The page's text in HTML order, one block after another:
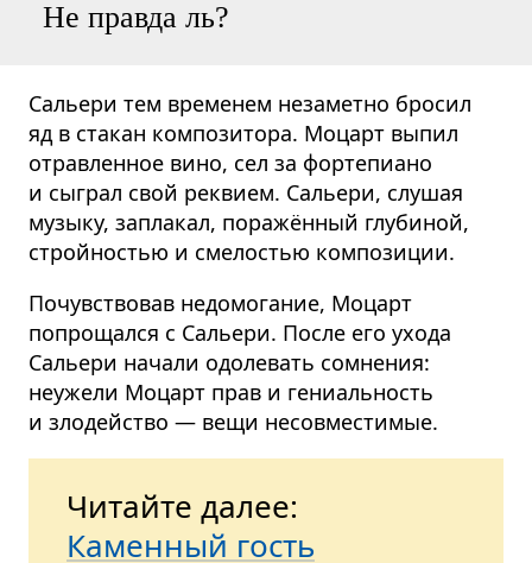
Не правда ль?
Сальери тем временем незаметно бросил
яд в стакан композитора. Моцарт выпил
отравленное вино, сел за фортепиано
и сыграл свой реквием. Сальери, слушая
музыку, заплакал, поражённый глубиной,
стройностью и смелостью композиции.
Почувствовав недомогание, Моцарт
попрощался с Сальери. После его ухода
Сальери начали одолевать сомнения:
неужели Моцарт прав и гениальность
и злодейство — вещи несовместимые.
Читайте далее:
Каменный гость